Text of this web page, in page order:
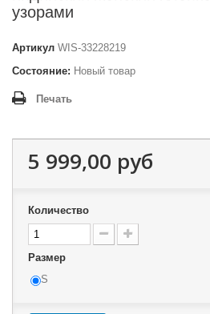
узорами
Артикул WIS-33228219
Состояние: Новый товар
Печать
5 999,00 руб
Количество
Размер
S